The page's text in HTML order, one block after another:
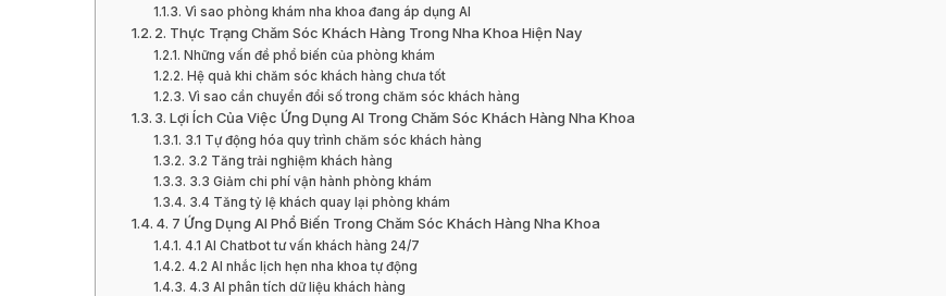
Vì sao phòng khám nha khoa đang áp dụng AI
2. Thực Trạng Chăm Sóc Khách Hàng Trong Nha Khoa Hiện Nay
Những vấn đề phổ biến của phòng khám
Hệ quả khi chăm sóc khách hàng chưa tốt
Vì sao cần chuyển đổi số trong chăm sóc khách hàng
3. Lợi Ích Của Việc Ứng Dụng AI Trong Chăm Sóc Khách Hàng Nha Khoa
3.1 Tự động hóa quy trình chăm sóc khách hàng
3.2 Tăng trải nghiệm khách hàng
3.3 Giảm chi phí vận hành phòng khám
3.4 Tăng tỷ lệ khách quay lại phòng khám
4. 7 Ứng Dụng AI Phổ Biến Trong Chăm Sóc Khách Hàng Nha Khoa
4.1 AI Chatbot tư vấn khách hàng 24/7
4.2 AI nhắc lịch hẹn nha khoa tự động
4.3 AI phân tích dữ liệu khách hàng